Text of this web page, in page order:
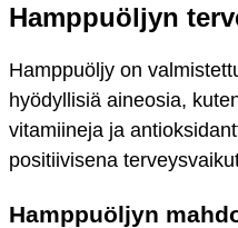
Hamppuöljyn
Hamppuöljy on
hyödyllisiä aineosia,
vitamiineja ja
positiivisena
Hamppuöljyn